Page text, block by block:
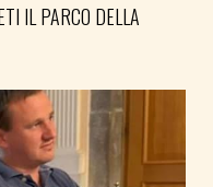
IL PARCO DELLA